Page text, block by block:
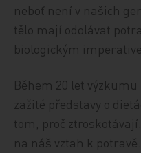
neboť není v našich
tělo mají odolávat
biologickým
Během 20 let
zažité představy o
tom, proč
na náš vztah k